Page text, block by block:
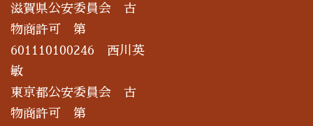
滋賀県公安委員会 古
物商許可 第
601110100246 西川英
敏
東京都公安委員会 古
物商許可 第